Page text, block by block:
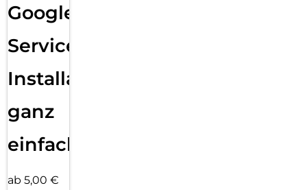
Google
Services
Installation
ganz
einfach
ab 5,00 €